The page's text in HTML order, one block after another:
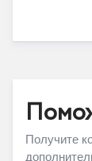
Получите